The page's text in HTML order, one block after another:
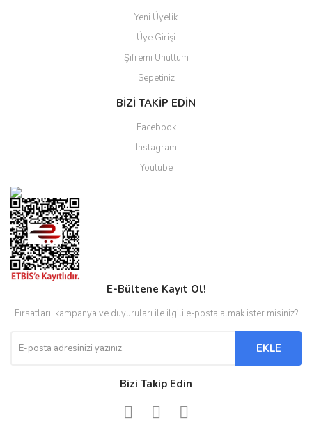
Yeni Üyelik
Üye Girişi
Şifremi Unuttum
Sepetiniz
BİZİ TAKİP EDİN
Facebook
Instagram
Youtube
E-Bültene Kayıt Ol!
Fırsatları, kampanya ve duyuruları ile ilgili e-posta almak ister misiniz?
EKLE
Bizi Takip Edin